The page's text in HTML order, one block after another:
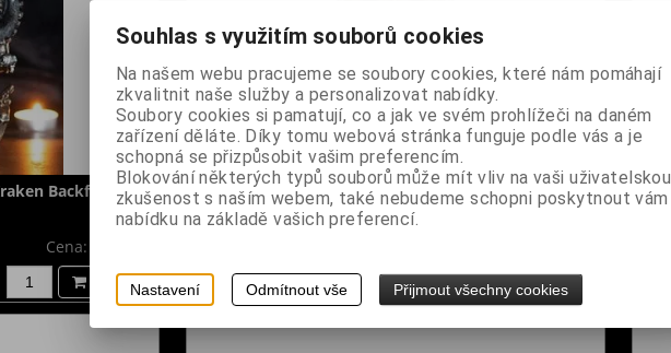
Backflow
Cena:
Koupit
Stojánek na vonné kužely - Baphomet Backflow
Dodání dny:skladem
Koupit
Souhlas s využitím souborů cookies
Na našem webu pracujeme se soubory cookies, které nám pomáhají
zkvalitnit naše služby a personalizovat nabídky.
Soubory cookies si pamatují, co a jak ve svém prohlížeči na daném
zařízení děláte. Díky tomu webová stránka funguje podle vás a je
schopná se přizpůsobit vašim preferencím.
Blokování některých typů souborů může mít vliv na vaši uživatelskou
zkušenost s naším webem, také nebudeme schopni poskytnout vám
nabídku na základě vašich preferencí.
Nastavení Odmítnout vše Přijmout všechny cookies